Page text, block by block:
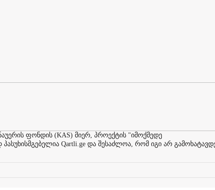
ფონდის (KAS) მიერ, პროექტის "იმოქმედე
Qartli.ge და შესაძლოა, რომ იგი არ